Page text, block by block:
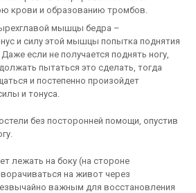
крови и образованию тромбов.
мышцы бедра –
и силу этой мышцы попытка поднятия
если не получается поднять ногу,
пытаться это сделать, тогда
и постепенно произойдет
и тонуса.
без посторонней помощи, опустив
лежать на боку (на стороне
на живот через
важным для восстановления